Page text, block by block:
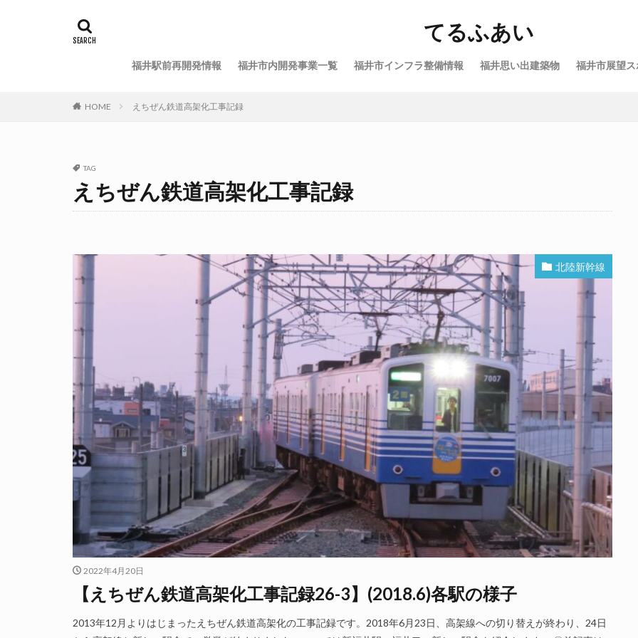
てるふあい
福井駅前再開発情報 福井市内開発事業一覧 福井市インフラ整備情報 福井思い出建築物 福井市展望
HOME えちぜん鉄道高架化工事記録
TAG
えちぜん鉄道高架化工事記録
北陸新幹線
2022年4月20日
【えちぜん鉄道高架化工事記録26-3】(2018.6)各駅の様子
2013年12月よりはじまったえちぜん鉄道高架化の工事記録です。2018年6月23日、高架線への切り替えが終わり、24日